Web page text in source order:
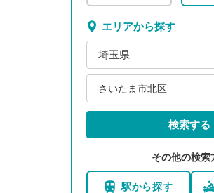
エリアから探す
埼玉県
さいたま市北区
検索する
その他の検索
駅から探す